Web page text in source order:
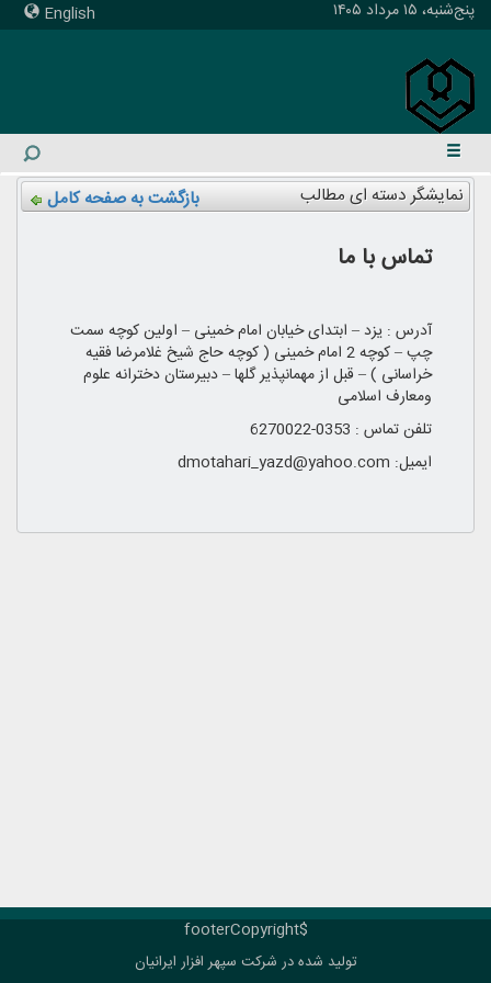
English پنج‌شنبه، ۱۵ مرداد ۱۴۰۵
نمایشگر دسته ای مطالب بازگشت به صفحه کامل
تماس با ما
آدرس : یزد – ابتدای خیابان امام خمینی – اولین کوچه سمت
چپ – کوچه 2 امام خمینی ( کوچه حاج شیخ غلامرضا فقیه
خراسانی ) – قبل از مهمانپذیر گلها – دبیرستان دخترانه علوم
ومعارف اسلامی
تلفن تماس : 0353-6270022
ایمیل: dmotahari_yazd@yahoo.com
$footerCopyright
تولید شده در شرکت سپهر افزار ایرانیان